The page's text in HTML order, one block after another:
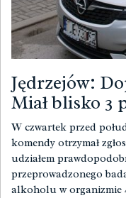
Jędrzejów:
Miał blisko 3
W czwartek przed
komendy otrzymał
udziałem
przeprowadzonego
alkoholu w organizmie